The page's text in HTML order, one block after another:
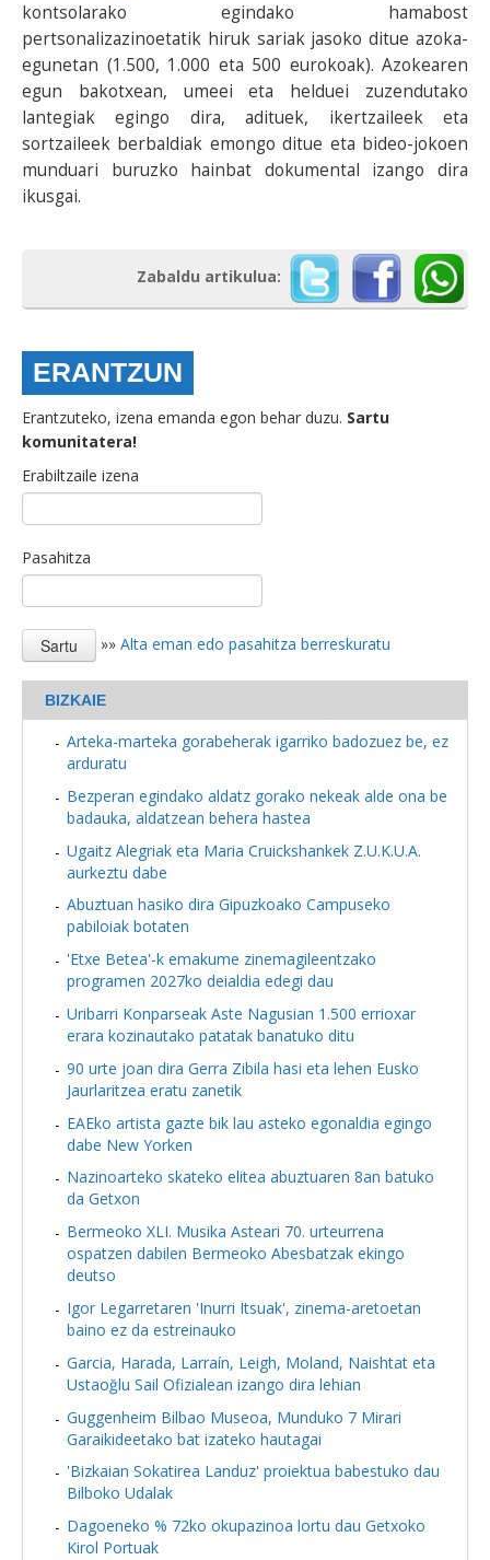
kontsolarako egindako hamabost
pertsonalizazinoetatik hiruk sariak jasoko ditue azoka-
egunetan (1.500, 1.000 eta 500 eurokoak). Azokearen
egun bakotxean, umeei eta helduei zuzendutako
lantegiak egingo dira, adituek, ikertzaileek eta
sortzaileek berbaldiak emongo ditue eta bideo-jokoen
munduari buruzko hainbat dokumental izango dira
ikusgai.
Zabaldu artikulua:
ERANTZUN
Erantzuteko, izena emanda egon behar duzu. Sartu
komunitatera!
Erabiltzaile izena
Pasahitza
»» Alta eman edo pasahitza berreskuratu
BIZKAIE
Arteka-marteka gorabeherak igarriko badozuez be, ez
arduratu
Bezperan egindako aldatz gorako nekeak alde ona be
badauka, aldatzean behera hastea
Ugaitz Alegriak eta Maria Cruickshankek Z.U.K.U.A.
aurkeztu dabe
Abuztuan hasiko dira Gipuzkoako Campuseko
pabiloiak botaten
'Etxe Betea'-k emakume zinemagileentzako
programen 2027ko deialdia edegi dau
Uribarri Konparseak Aste Nagusian 1.500 errioxar
erara kozinautako patatak banatuko ditu
90 urte joan dira Gerra Zibila hasi eta lehen Eusko
Jaurlaritzea eratu zanetik
EAEko artista gazte bik lau asteko egonaldia egingo
dabe New Yorken
Nazinoarteko skateko elitea abuztuaren 8an batuko
da Getxon
Bermeoko XLI. Musika Asteari 70. urteurrena
ospatzen dabilen Bermeoko Abesbatzak ekingo
deutso
Igor Legarretaren 'Inurri Itsuak', zinema-aretoetan
baino ez da estreinauko
Garcia, Harada, Larraín, Leigh, Moland, Naishtat eta
Ustaoğlu Sail Ofizialean izango dira lehian
Guggenheim Bilbao Museoa, Munduko 7 Mirari
Garaikideetako bat izateko hautagai
'Bizkaian Sokatirea Landuz' proiektua babestuko dau
Bilboko Udalak
Dagoeneko % 72ko okupazinoa lortu dau Getxoko
Kirol Portuak